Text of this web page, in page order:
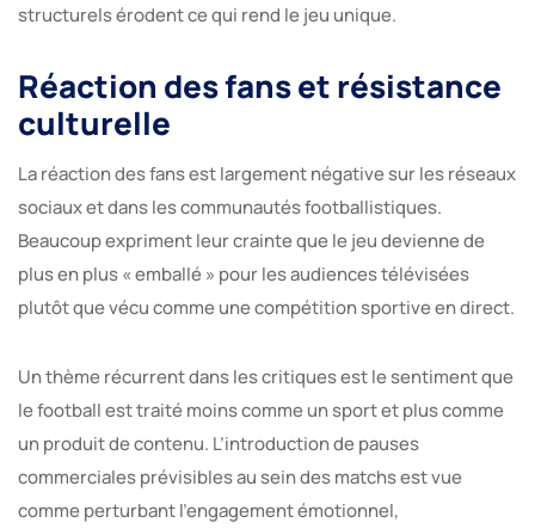
structurels érodent ce qui rend le jeu unique.
Réaction des fans et résistance
culturelle
La réaction des fans est largement négative sur les réseaux
sociaux et dans les communautés footballistiques.
Beaucoup expriment leur crainte que le jeu devienne de
plus en plus « emballé » pour les audiences télévisées
plutôt que vécu comme une compétition sportive en direct.
Un thème récurrent dans les critiques est le sentiment que
le football est traité moins comme un sport et plus comme
un produit de contenu. L’introduction de pauses
commerciales prévisibles au sein des matchs est vue
comme perturbant l’engagement émotionnel,